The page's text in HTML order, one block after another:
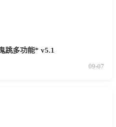
跳多功能* v5.1
09-07